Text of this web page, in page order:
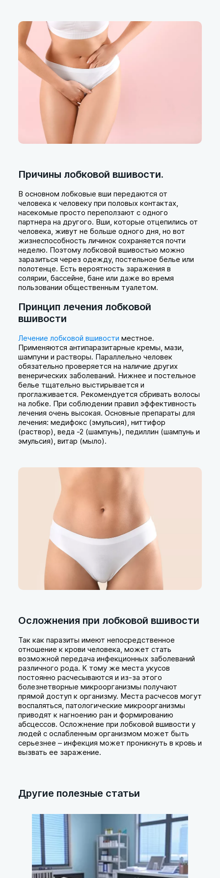
Причины лобковой вшивости.
В основном лобковые вши передаются от
человека к человеку при половых контактах,
насекомые просто переползают с одного
партнера на другого. Вши, которые отцепились от
человека, живут не больше одного дня, но вот
жизнеспособность личинок сохраняется почти
неделю. Поэтому лобковой вшивостью можно
заразиться через одежду, постельное белье или
полотенце. Есть вероятность заражения в
солярии, бассейне, бане или даже во время
пользовании общественным туалетом.
Принцип лечения лобковой
вшивости
Лечение лобковой вшивости местное.
Применяются антипаразитарные кремы, мази,
шампуни и растворы. Параллельно человек
обязательно проверяется на наличие других
венерических заболеваний. Нижнее и постельное
белье тщательно выстирывается и
проглаживается. Рекомендуется сбривать волосы
на лобке. При соблюдении правил эффективность
лечения очень высокая. Основные препараты для
лечения: медифокс (эмульсия), ниттифор
(раствор), веда -2 (шампунь), педиллин (шампунь и
эмульсия), витар (мыло).
Осложнения при лобковой вшивости
Так как паразиты имеют непосредственное
отношение к крови человека, может стать
возможной передача инфекционных заболеваний
различного рода. К тому же места укусов
постоянно расчесываются и из-за этого
болезнетворные микроорганизмы получают
прямой доступ к организму. Места расчесов могут
воспаляться, патологические микроорганизмы
приводят к нагноению ран и формированию
абсцессов. Осложнение при лобковой вшивости у
людей с ослабленным организмом может быть
серьезнее – инфекция может проникнуть в кровь и
вызвать ее заражение.
Другие полезные статьи